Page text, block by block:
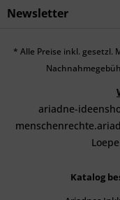
Newsletter
* Alle Preise inkl. gesetzl.
ariadne-
Katalog